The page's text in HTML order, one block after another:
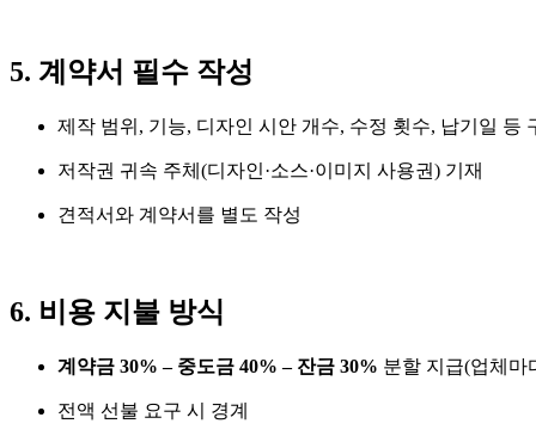
5. 계약서 필수 작성
제작 범위, 기능, 디자인 시안 개수, 수정 횟수, 납기일 등
저작권 귀속 주체(디자인·소스·이미지 사용권) 기재
견적서와 계약서를 별도 작성
6. 비용 지불 방식
계약금 30% – 중도금 40% – 잔금 30% 분할 지급(업체마
전액 선불 요구 시 경계